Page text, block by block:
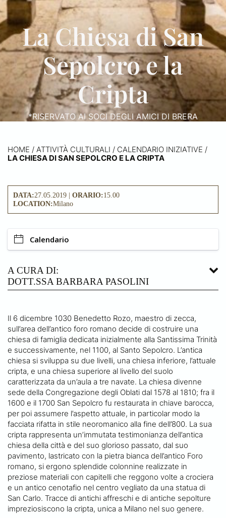
La Chiesa di San
Sepolcro e la
Cripta
*RISERVATO AI SOCI DEGLI AMICI DI BRERA
HOME / ATTIVITÀ CULTURALI / CALENDARIO INIZIATIVE /
LA CHIESA DI SAN SEPOLCRO E LA CRIPTA
DATA:27.05.2019 | ORARIO:15.00
LOCATION:Milano
Calendario
A CURA DI:
DOTT.SSA BARBARA PASOLINI
Il 6 dicembre 1030 Benedetto Rozo, maestro di zecca,
sull’area dell’antico foro romano decide di costruire una
chiesa di famiglia dedicata inizialmente alla Santissima Trinità
e successivamente, nel 1100, al Santo Sepolcro. L’antica
chiesa si sviluppa su due livelli, una chiesa inferiore, l’attuale
cripta, e una chiesa superiore al livello del suolo
caratterizzata da un’aula a tre navate. La chiesa divenne
sede della Congregazione degli Oblati dal 1578 al 1810; fra il
1600 e il 1700 San Sepolcro fu restaurata in chiave barocca,
per poi assumere l’aspetto attuale, in particolar modo la
facciata rifatta in stile neoromanico alla fine dell’800. La sua
cripta rappresenta un’immutata testimonianza dell’antica
chiesa della città e del suo glorioso passato, dal suo
pavimento, lastricato con la pietra bianca dell’antico Foro
romano, si ergono splendide colonnine realizzate in
preziose materiali con capitelli che reggono volte a crociera
e un antico cenotafio nel centro vegliato da una statua di
San Carlo. Tracce di antichi affreschi e di antiche sepolture
impreziosiscono la cripta, unica a Milano nel suo genere.